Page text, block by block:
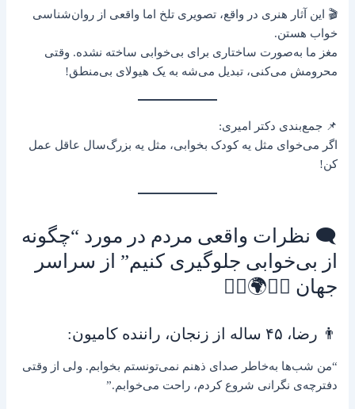
🎬 این آثار هنری در واقع، تصویری تلخ اما واقعی از روان‌شناسی
خواب هستن.
مغز ما به‌صورت ساختاری برای بی‌خوابی ساخته نشده. وقتی
محرومش می‌کنی، تبدیل می‌شه به یک هیولای بی‌منطق!
📌 جمع‌بندی دکتر امیری:
اگر می‌خوای مثل یه کودک بخوابی، مثل یه بزرگ‌سال عاقل عمل
کن!
🗨️ نظرات واقعی مردم در مورد “چگونه
از بی‌خوابی جلوگیری کنیم” از سراسر
جهان 🧏‍♂️🌍🧏‍♀️
👨 رضا، ۴۵ ساله از زنجان، راننده کامیون:
“من شب‌ها به‌خاطر صدای ذهنم نمی‌تونستم بخوابم. ولی از وقتی
دفترچه‌ی نگرانی شروع کردم، راحت می‌خوابم.”